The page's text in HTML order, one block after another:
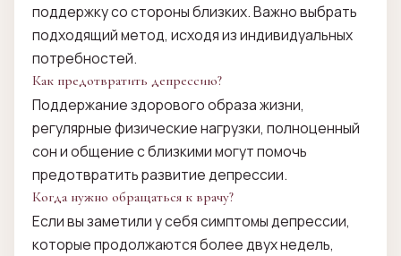
поддержку со стороны близких. Важно выбрать
подходящий метод, исходя из индивидуальных
потребностей.
Как предотвратить депрессию?
Поддержание здорового образа жизни,
регулярные физические нагрузки, полноценный
сон и общение с близкими могут помочь
предотвратить развитие депрессии.
Когда нужно обращаться к врачу?
Если вы заметили у себя симптомы депрессии,
которые продолжаются более двух недель,